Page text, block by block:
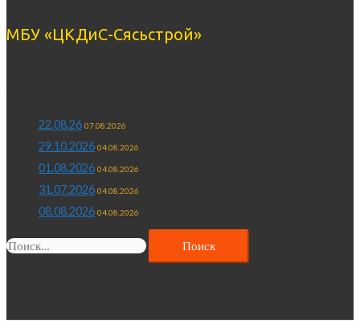
МБУ «ЦКДиС-Сясьстрой»
22.08.26 07.08.2026
29.10.2026 04.08.2026
01.08.2026 04.08.2026
31.07.2026 04.08.2026
08.08.2026 04.08.2026
Найти: